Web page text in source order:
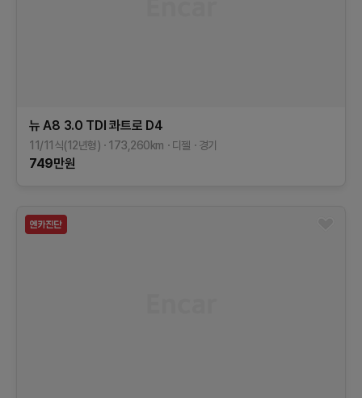
뉴 A8 3.0 TDI 콰트로 D4
11/11식(12년형) 173,260km 디젤 경기
749만원